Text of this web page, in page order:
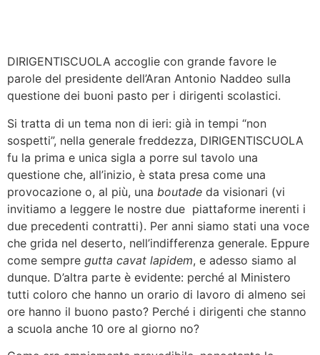
DIRIGENTISCUOLA accoglie con grande favore le
parole del presidente dell’Aran Antonio Naddeo sulla
questione dei buoni pasto per i dirigenti scolastici.
Si tratta di un tema non di ieri: già in tempi “non
sospetti”, nella generale freddezza, DIRIGENTISCUOLA
fu la prima e unica sigla a porre sul tavolo una
questione che, all’inizio, è stata presa come una
provocazione o, al più, una boutade da visionari (vi
invitiamo a leggere le nostre due piattaforme inerenti i
due precedenti contratti). Per anni siamo stati una voce
che grida nel deserto, nell’indifferenza generale. Eppure
come sempre gutta cavat lapidem, e adesso siamo al
dunque. D’altra parte è evidente: perché al Ministero
tutti coloro che hanno un orario di lavoro di almeno sei
ore hanno il buono pasto? Perché i dirigenti che stanno
a scuola anche 10 ore al giorno no?